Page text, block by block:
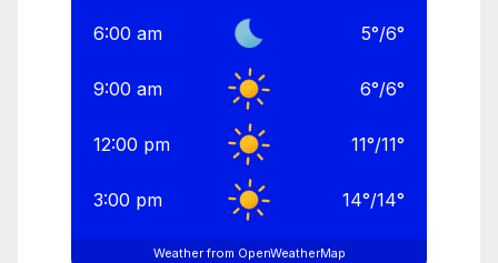
6:00 am 5°/6°
9:00 am 6°/6°
12:00 pm 11°/11°
3:00 pm 14°/14°
Weather from OpenWeatherMap